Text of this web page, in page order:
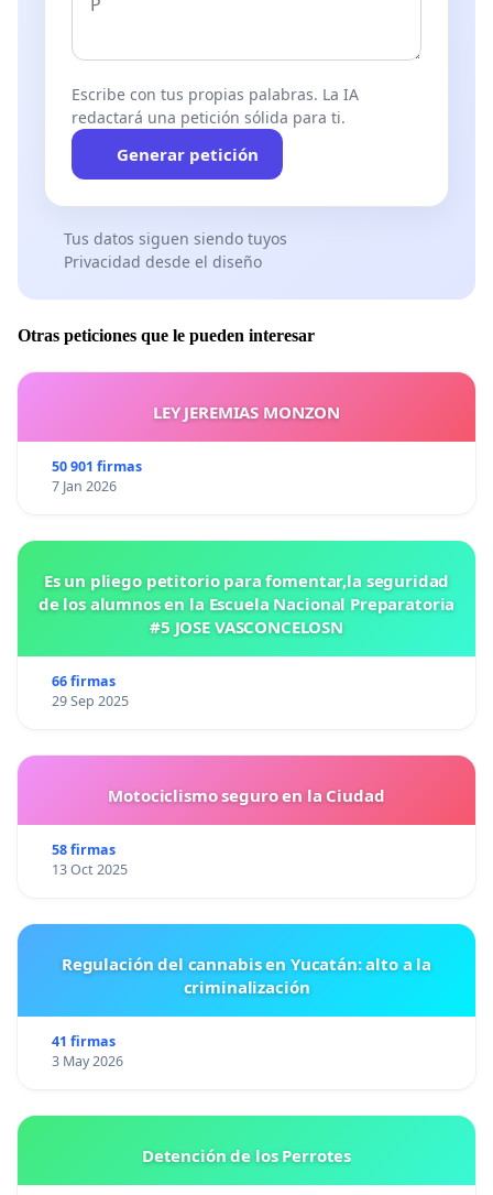
Escribe con tus propias palabras. La IA
redactará una petición sólida para ti.
Generar petición
Tus datos siguen siendo tuyos
Privacidad desde el diseño
Otras peticiones que le pueden interesar
LEY JEREMIAS MONZON
50 901 firmas
7 Jan 2026
Es un pliego petitorio para fomentar,la seguridad
de los alumnos en la Escuela Nacional Preparatoria
#5 JOSE VASCONCELOSN
66 firmas
29 Sep 2025
Motociclismo seguro en la Ciudad
58 firmas
13 Oct 2025
Regulación del cannabis en Yucatán: alto a la
criminalización
41 firmas
3 May 2026
Detención de los Perrotes